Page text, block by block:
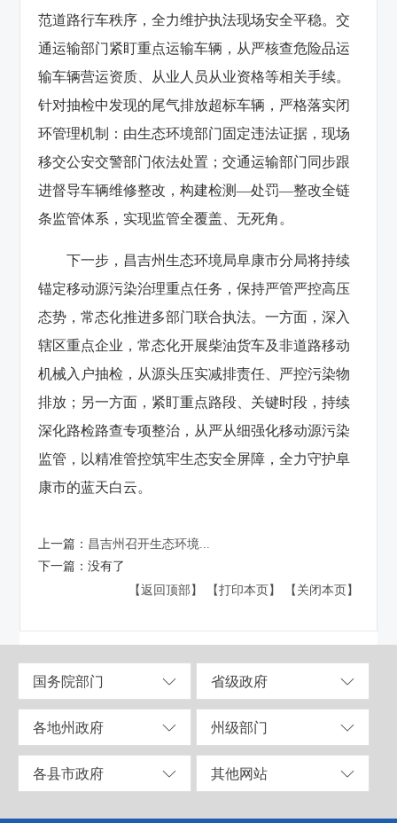
范道路行车秩序，全力维护执法现场安全平稳。交
通运输部门紧盯重点运输车辆，从严核查危险品运
输车辆营运资质、从业人员从业资格等相关手续。
针对抽检中发现的尾气排放超标车辆，严格落实闭
环管理机制：由生态环境部门固定违法证据，现场
移交公安交警部门依法处置；交通运输部门同步跟
进督导车辆维修整改，构建检测—处罚—整改全链
条监管体系，实现监管全覆盖、无死角。
下一步，昌吉州生态环境局阜康市分局将持续
锚定移动源污染治理重点任务，保持严管严控高压
态势，常态化推进多部门联合执法。一方面，深入
辖区重点企业，常态化开展柴油货车及非道路移动
机械入户抽检，从源头压实减排责任、严控污染物
排放；另一方面，紧盯重点路段、关键时段，持续
深化路检路查专项整治，从严从细强化移动源污染
监管，以精准管控筑牢生态安全屏障，全力守护阜
康市的蓝天白云。
上一篇： 昌吉州召开生态环境...
下一篇：没有了
【返回顶部】
【打印本页】 【关闭本页】
国务院部门 省级政府
各地州政府 州级部门
各县市政府 其他网站